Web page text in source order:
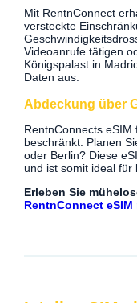
Mit RentnConnect
versteckte
Videoanrufe tätigen
Königspalast in
Daten aus.
Abdeckung über
RentnConnects
beschränkt. Planen
oder Berlin? Diese
und ist somit ideal für
Erleben Sie
RentnConnect